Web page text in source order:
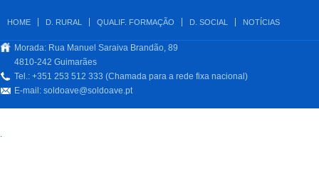
HOME D. RURAL QUALIF. FORMAÇÃO D. SOCIAL NOTÍCIAS
Morada: Rua Manuel Saraiva Brandão, 89
4810-242 Guimarães
Tel.: +351 253 512 333 (Chamada para a rede fixa nacional)
E-mail: soldoave@soldoave.pt
.